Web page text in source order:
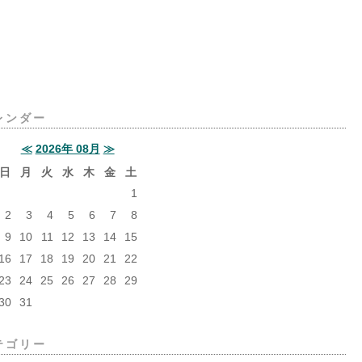
ンダー
≪ 2026年 08月 ≫
月 火 水 木 金
土
1
2
3 4 5 6 7
8
9
10 11 12 13 14
15
17 18 19 20 21
22
24 25 26 27 28
29
31
ゴリー